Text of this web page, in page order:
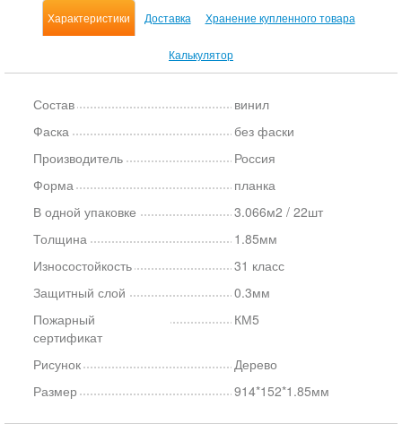
Характеристики Доставка Хранение купленного товара
Калькулятор
Состав
винил
Фаска
без фаски
Производитель
Россия
Форма
планка
В одной упаковке
3.066м2 / 22шт
Толщина
1.85мм
Износостойкость
31 класс
Защитный слой
0.3мм
Пожарный
сертификат
КМ5
Рисунок
Дерево
Размер
914*152*1.85мм